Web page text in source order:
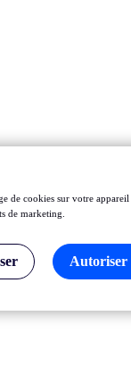
de cookies sur votre
de marketing.
Autoriser